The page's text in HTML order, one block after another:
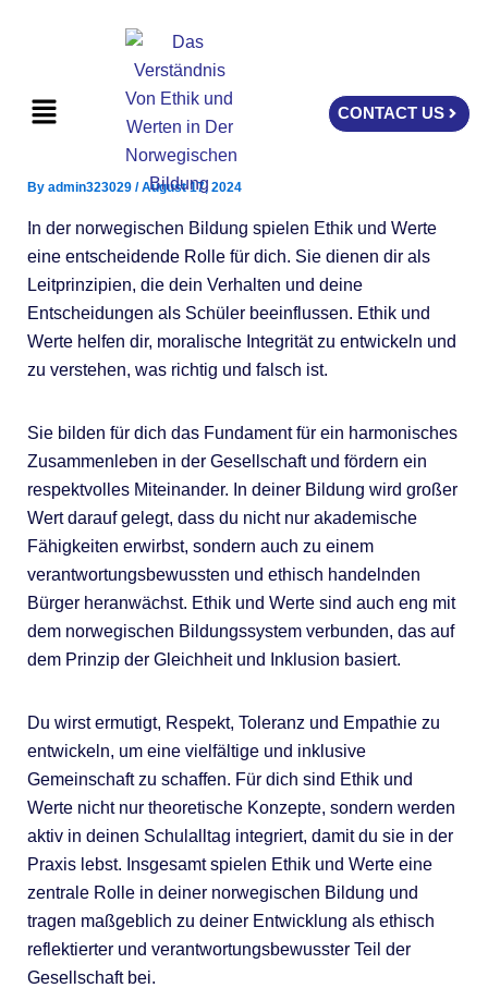
Menu CONTACT US
By admin323029 /August 17, 2024
In der norwegischen Bildung spielen Ethik und Werte
eine entscheidende Rolle für dich. Sie dienen dir als
Leitprinzipien, die dein Verhalten und deine
Entscheidungen als Schüler beeinflussen. Ethik und
Werte helfen dir, moralische Integrität zu entwickeln und
zu verstehen, was richtig und falsch ist.
Sie bilden für dich das Fundament für ein harmonisches
Zusammenleben in der Gesellschaft und fördern ein
respektvolles Miteinander. In deiner Bildung wird großer
Wert darauf gelegt, dass du nicht nur akademische
Fähigkeiten erwirbst, sondern auch zu einem
verantwortungsbewussten und ethisch handelnden
Bürger heranwächst. Ethik und Werte sind auch eng mit
dem norwegischen Bildungssystem verbunden, das auf
dem Prinzip der Gleichheit und Inklusion basiert.
Du wirst ermutigt, Respekt, Toleranz und Empathie zu
entwickeln, um eine vielfältige und inklusive
Gemeinschaft zu schaffen. Für dich sind Ethik und
Werte nicht nur theoretische Konzepte, sondern werden
aktiv in deinen Schulalltag integriert, damit du sie in der
Praxis lebst. Insgesamt spielen Ethik und Werte eine
zentrale Rolle in deiner norwegischen Bildung und
tragen maßgeblich zu deiner Entwicklung als ethisch
reflektierter und verantwortungsbewusster Teil der
Gesellschaft bei.